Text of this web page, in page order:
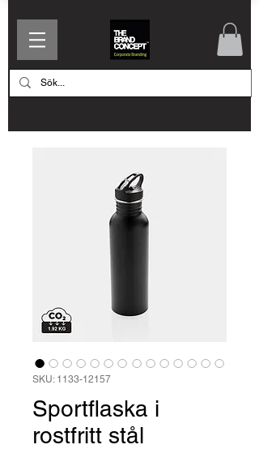
SKU: 1133-12157
Sportflaska i
rostfritt stål